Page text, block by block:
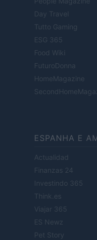
Day Travel
Tutto Gaming
ESG 365
Food Wiki
FuturoDonna
HomeMagazine
ESPANHA E
Actualidad
Finanzas 24
Investindo 365
Think.es
Viajar 365
ES Newz
Pet Story